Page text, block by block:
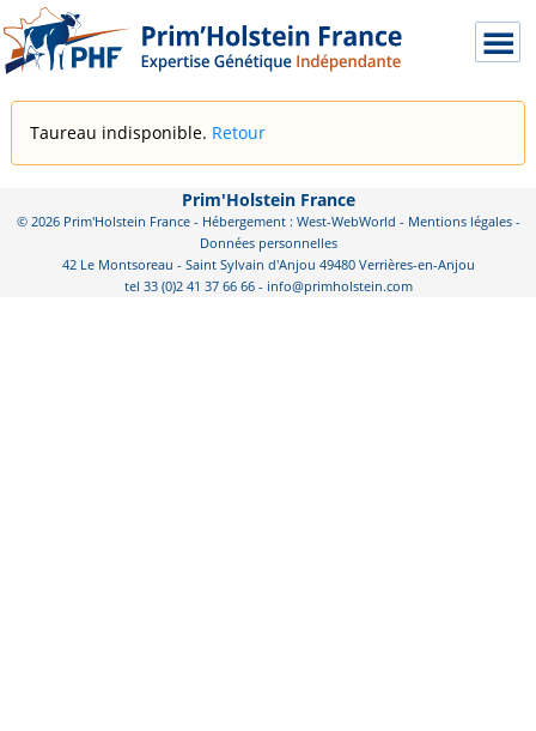
Taureau indisponible. Retour
Prim'Holstein France
© 2026 Prim'Holstein France - Hébergement : West-WebWorld - Mentions légales-
Données personnelles
42 Le Montsoreau - Saint Sylvain d'Anjou 49480 Verrières-en-Anjou
tel 33 (0)2 41 37 66 66 - info@primholstein.com